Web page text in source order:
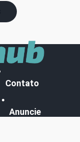
Contato
Anuncie